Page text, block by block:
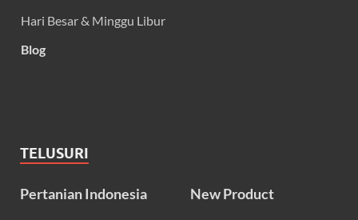
Hari Besar & Minggu Libur
Blog
TELUSURI
Pertanian Indonesia New Product